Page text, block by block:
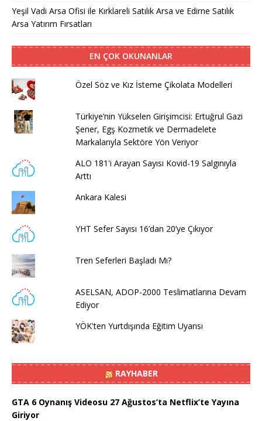
Yeşil Vadi Arsa Ofisi ile Kırklareli Satılık Arsa ve Edirne Satılık
Arsa Yatırım Fırsatları
EN ÇOK OKUNANLAR
Özel Söz ve Kız İsteme Çikolata Modelleri
Türkiye’nin Yükselen Girişimcisi: Ertuğrul Gazi
Şener, Egş Kozmetik ve Dermadelete
Markalarıyla Sektöre Yön Veriyor
ALO 181'i Arayan Sayısı Kovid-19 Salgınıyla
Arttı
Ankara Kalesi
YHT Sefer Sayısı 16’dan 20’ye Çıkıyor
Tren Seferleri Başladı Mı?
ASELSAN, ADOP-2000 Teslimatlarına Devam
Ediyor
YÖK'ten Yurtdışında Eğitim Uyarısı
RAYHABER
GTA 6 Oynanış Videosu 27 Ağustos’ta Netflix’te Yayına
Giriyor